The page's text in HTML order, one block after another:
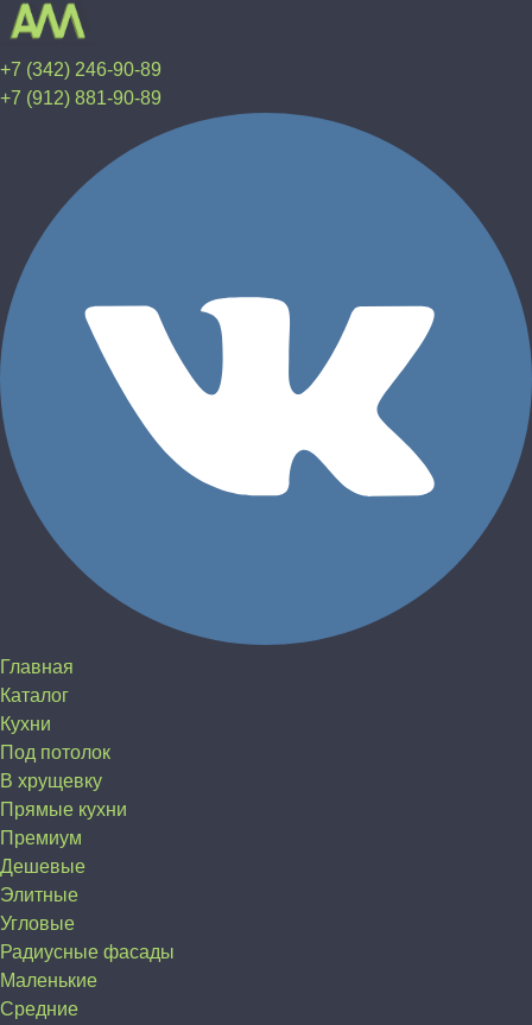
+7 (342) 246-90-89
+7 (912) 881-90-89
Главная
Каталог
Кухни
Под потолок
В хрущевку
Прямые кухни
Премиум
Дешевые
Элитные
Угловые
Радиусные фасады
Маленькие
Средние